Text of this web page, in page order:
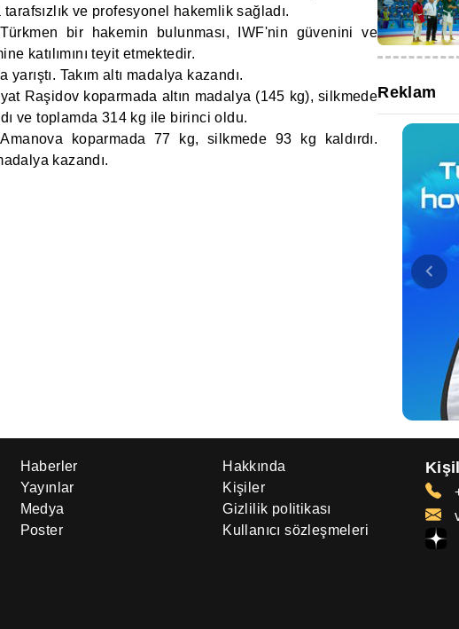
ve profesyonel hakemlik sağladı.
bir hakemin bulunması, IWF'nin güvenini ve
katılımını teyit etmektedir.
Takım altı madalya kazandı.
Raşidov koparmada altın madalya (145 kg), silkmede
ve toplamda 314 kg ile birinci oldu.
koparmada 77 kg, silkmede 93 kg kaldırdı.
kazandı.
Reklam
Haberler
Yayınlar
Medya
Poster
Hakkında
Kişiler
Gizlilik politikası
Kullanıcı sözleşmeleri